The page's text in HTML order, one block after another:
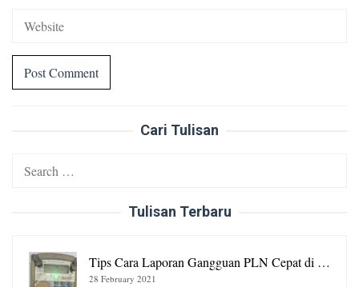
Cari Tulisan
Search
Tulisan Terbaru
Tips Cara Laporan Gangguan PLN Cepat di …
28 February 2021